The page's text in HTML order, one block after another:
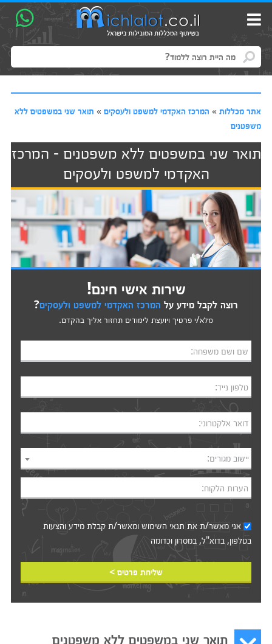
אתר מכללות» המרכז האקדמי למשפט ולעסקים» תואר שני במשפטים ללא
משפטנים
תואר שני במשפטים ללא משפטנים - המרכז
האקדמי למשפט ולעסקים
שירות אישי חינם!
רוצה לקבל מידע על המרכז האקדמי למשפט ולעסקים?
מלא/י פרטיך ויועצת לימודים תחזור אליך בהקדם.
שם ושם משפחה:
טלפון נייד:
דואר אלקטרוני:
יישוב מגורים:
הערות הלקוח:
אני מאשר/ת את תנאי השימושומאשר/ת קבלת מידע והצעות
בטלפון, בדוא"ל, במסרון וכדומה‎‎
שליחת פרטים >
תואר שני במשפטים ללא משפטנים